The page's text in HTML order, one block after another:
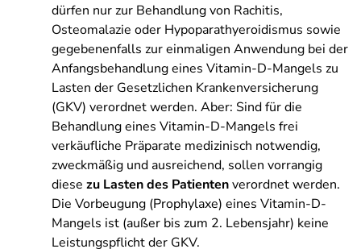
dürfen nur zur Behandlung von Rachitis,
Osteomalazie oder Hypoparathyeroidismus sowie
gegebenenfalls zur einmaligen Anwendung bei der
Anfangsbehandlung eines Vitamin-D-Mangels zu
Lasten der Gesetzlichen Krankenversicherung
(GKV) verordnet werden. Aber: Sind für die
Behandlung eines Vitamin-D-Mangels frei
verkäufliche Präparate medizinisch notwendig,
zweckmäßig und ausreichend, sollen vorrangig
diese zu Lasten des Patientenverordnet werden.
Die Vorbeugung (Prophylaxe) eines Vitamin-D-
Mangels ist (außer bis zum 2. Lebensjahr) keine
Leistungspflicht der GKV.